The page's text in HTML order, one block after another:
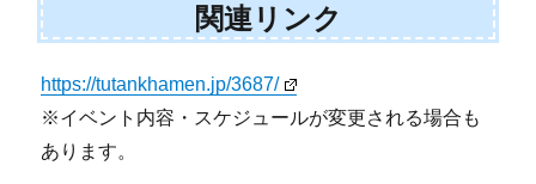
関連リンク
https://tutankhamen.jp/3687/
※イベント内容・スケジュールが変更される場合も
あります。